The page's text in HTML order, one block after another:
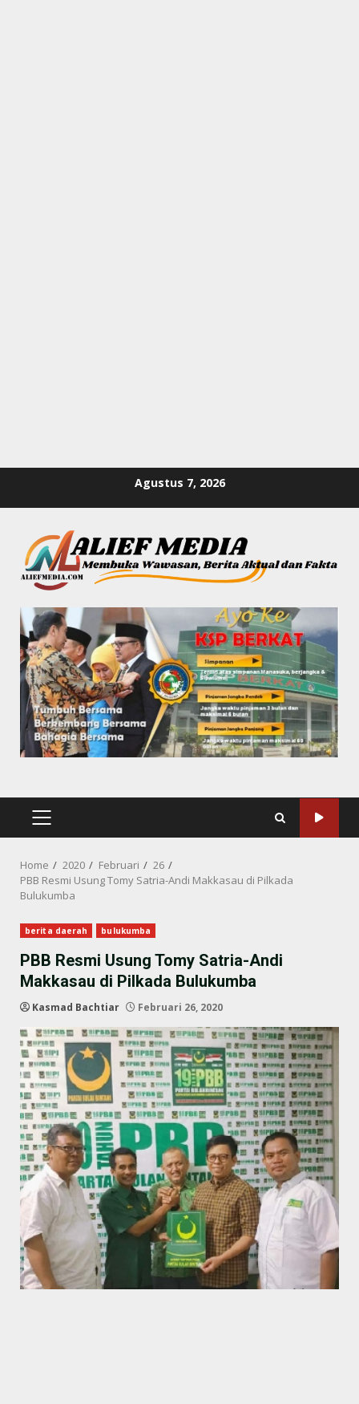
Agustus 7, 2026
PRIMARY
Home 2020 Februari
26
PBB Resmi Usung Tomy Satria-Andi Makkasau di Pilkada
Bulukumba
berita daerah bulukumba
PBB Resmi Usung Tomy Satria-Andi
Makkasau di Pilkada Bulukumba
Kasmad Bachtiar Februari 26, 2020